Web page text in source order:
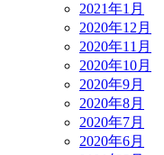
2021年1月
2020年12月
2020年11月
2020年10月
2020年9月
2020年8月
2020年7月
2020年6月